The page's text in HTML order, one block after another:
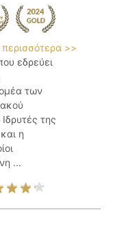
περισσότερα >>
εδρεύει
των
της
η
...